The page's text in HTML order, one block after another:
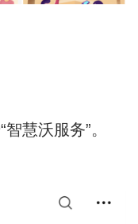
慧沃服务”。